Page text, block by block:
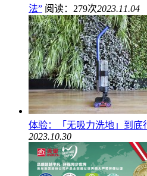
法” 阅读：279次2023.11.04
体验：「无吸力洗地」到底
2023.10.30